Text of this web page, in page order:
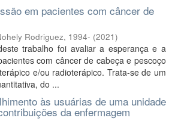
em pacientes com câncer de
Rodriguez, 1994- (2021)
trabalho foi avaliar a esperança e a
com câncer de cabeça e pescoço
e/ou radioterápico. Trata-se de um
do ...
às usuárias de uma unidade
da enfermagem